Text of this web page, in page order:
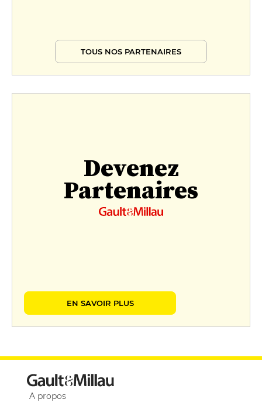
TOUS NOS PARTENAIRES
Devenez
Partenaires
EN SAVOIR PLUS
A propos